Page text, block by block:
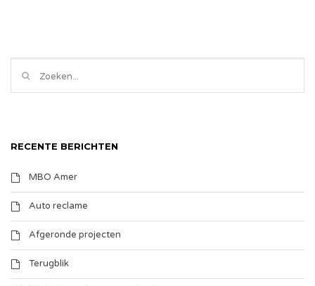
RECENTE BERICHTEN
MBO Amer
Auto reclame
Afgeronde projecten
Terugblik